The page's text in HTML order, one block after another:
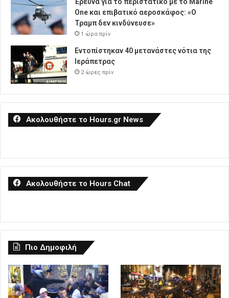
One και επιβατικό αεροσκάφος: «Ο
Τραμπ δεν κινδύνευσε»
1 ώρα πρίν
Εντοπίστηκαν 40 μετανάστες νότια της
Ιεράπετρας
2 ώρες πρίν
Ακολουθήστε το Hours.gr News
Ακολουθήστε το Hours Chat
Πιο Δημοφιλή